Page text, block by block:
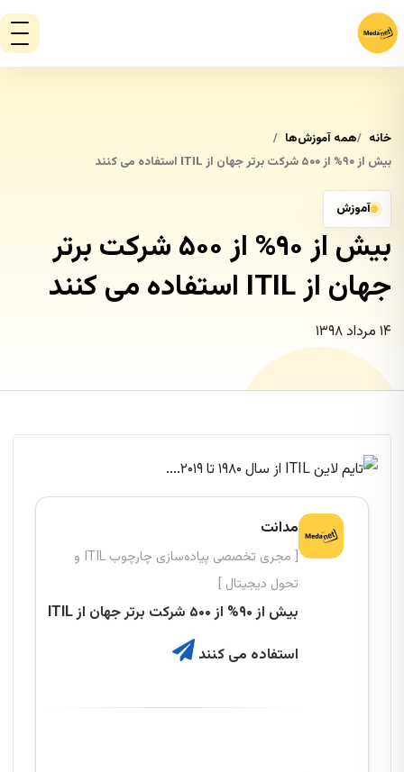
خانه
همه آموزش‌ها
بیش از ۹۰% از ۵۰۰ شرکت برتر جهان از ITIL استفاده می کنند
آموزش
بیش از ۹۰% از ۵۰۰ شرکت برتر
جهان از ITIL استفاده می کنند
۱۴ مرداد ۱۳۹۸
مدانت
[ مجری تخصصی پیاده‌سازی چارچوب ITIL و
تحول دیجیتال ]
بیش از ۹۰% از ۵۰۰ شرکت برتر جهان از ITIL
استفاده می کنند